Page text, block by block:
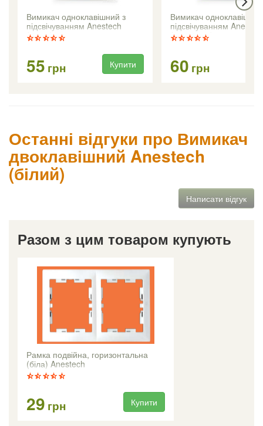
Вимикач одноклавішний з
підсвічуванням Anestech
(білий)
55 грн Купити
Вимикач
підсвічуванням
(кремовий)
60 грн
Останні відгуки про Вимикач
двоклавішний Anestech
(білий)
Написати відгук
Разом з цим товаром купують
Рамка подвійна, горизонтальна
(біла) Anestech
29 грн Купити